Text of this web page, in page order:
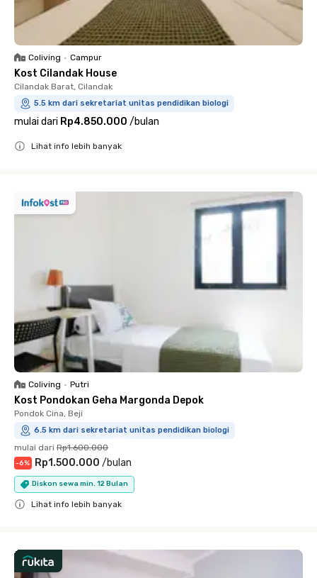
Coliving • Campur
Kost Cilandak House
Cilandak Barat, Cilandak
5.5 km dari sekretariat unitas pendidikan biologi
mulai dari Rp4.850.000 /bulan
Lihat info lebih banyak
Coliving • Putri
Kost Pondokan Geha Margonda Depok
Pondok Cina, Beji
6.5 km dari sekretariat unitas pendidikan biologi
mulai dari Rp1.600.000
-6% Rp1.500.000 /bulan
Diskon sewa min. 12 Bulan
Lihat info lebih banyak